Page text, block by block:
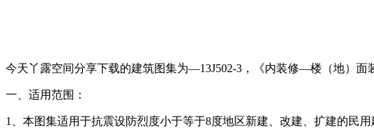
今天丫露空间分享下载的建筑图集为—13J502-3，《内装修—楼（地）面
一、适用范围：
1、本图集适用于抗震设防烈度小于等于8度地区新建、改建、扩建的民